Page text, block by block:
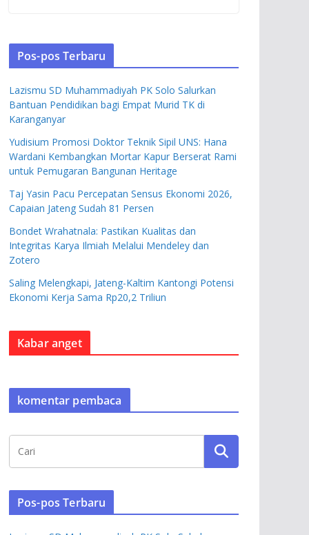
Pos-pos Terbaru
Lazismu SD Muhammadiyah PK Solo Salurkan
Bantuan Pendidikan bagi Empat Murid TK di
Karanganyar
Yudisium Promosi Doktor Teknik Sipil UNS: Hana
Wardani Kembangkan Mortar Kapur Berserat Rami
untuk Pemugaran Bangunan Heritage
Taj Yasin Pacu Percepatan Sensus Ekonomi 2026,
Capaian Jateng Sudah 81 Persen
Bondet Wrahatnala: Pastikan Kualitas dan
Integritas Karya Ilmiah Melalui Mendeley dan
Zotero
Saling Melengkapi, Jateng-Kaltim Kantongi Potensi
Ekonomi Kerja Sama Rp20,2 Triliun
Kabar anget
komentar pembaca
Pos-pos Terbaru